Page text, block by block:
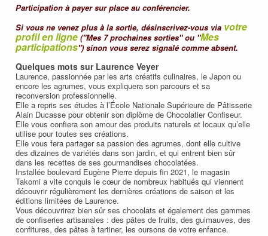
Participation à payer sur place au conférencier.
Si vous ne venez plus à la sortie, désinscrivez-vous via votre
profil en ligne ("Mes 7 prochaines sorties" ou "Mes
participations") sinon vous serez signalé comme absent.
Quelques mots sur Laurence Veyer
Laurence, passionnée par les arts créatifs culinaires, le Japon ou
encore les agrumes, vous expliquera son parcours et sa
reconversion professionnelle.
Elle a repris ses études à l’École Nationale Supérieure de Pâtisserie
Alain Ducasse pour obtenir son diplôme de Chocolatier Confiseur.
Elle vous confiera son amour des produits naturels et locaux qu’elle
utilise pour toutes ses créations.
Elle vous fera partager sa passion des agrumes, dont elle cultive
des dizaines de variétés dans son jardin, et qui entrent bien sûr
dans les recettes de ses gourmandises chocolatées.
Installée boulevard Eugène Pierre depuis fin 2021, le magasin
Takomi a vite conquis le cœur de nombreux habitués qui viennent
découvrir régulièrement les dernières créations de saison et les
éditions limitées de Laurence.
Vous découvrirez bien sûr ses chocolats et également des gammes
de confiseries artisanales : des pâtes de fruits, des guimauves, des
confitures, des pâtes à tartiner, les oursons de votre enfance.